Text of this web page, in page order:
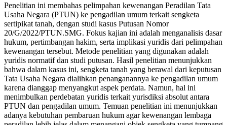
Penelitian ini membahas pelimpahan kewenangan Peradilan Tata
Usaha Negara (PTUN) ke pengadilan umum terkait sengketa
sertipikat tanah, dengan studi kasus Putusan Nomor
20/G/2022/PTUN.SMG. Fokus kajian ini adalah menganalisis dasar
hukum, pertimbangan hakim, serta implikasi yuridis dari pelimpahan
kewenangan tersebut. Metode penelitian yang digunakan adalah
yuridis normatif dan studi putusan. Hasil penelitian menunjukkan
bahwa dalam kasus ini, sengketa tanah yang berawal dari keputusan
Tata Usaha Negara dialihkan penanganannya ke pengadilan umum
karena dianggap menyangkut aspek perdata. Namun, hal ini
menimbulkan perdebatan yuridis terkait yurisdiksi absolut antara
PTUN dan pengadilan umum. Temuan penelitian ini menunjukkan
adanya kebutuhan pembaruan hukum agar kewenangan lembaga